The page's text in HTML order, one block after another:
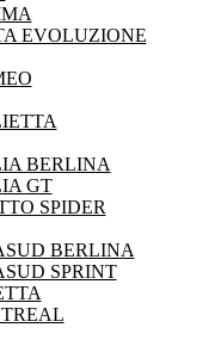
EVOLUZIONE
BERLINA
GT
SPIDER
BERLINA
SPRINT